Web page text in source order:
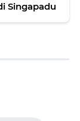
Singapadu